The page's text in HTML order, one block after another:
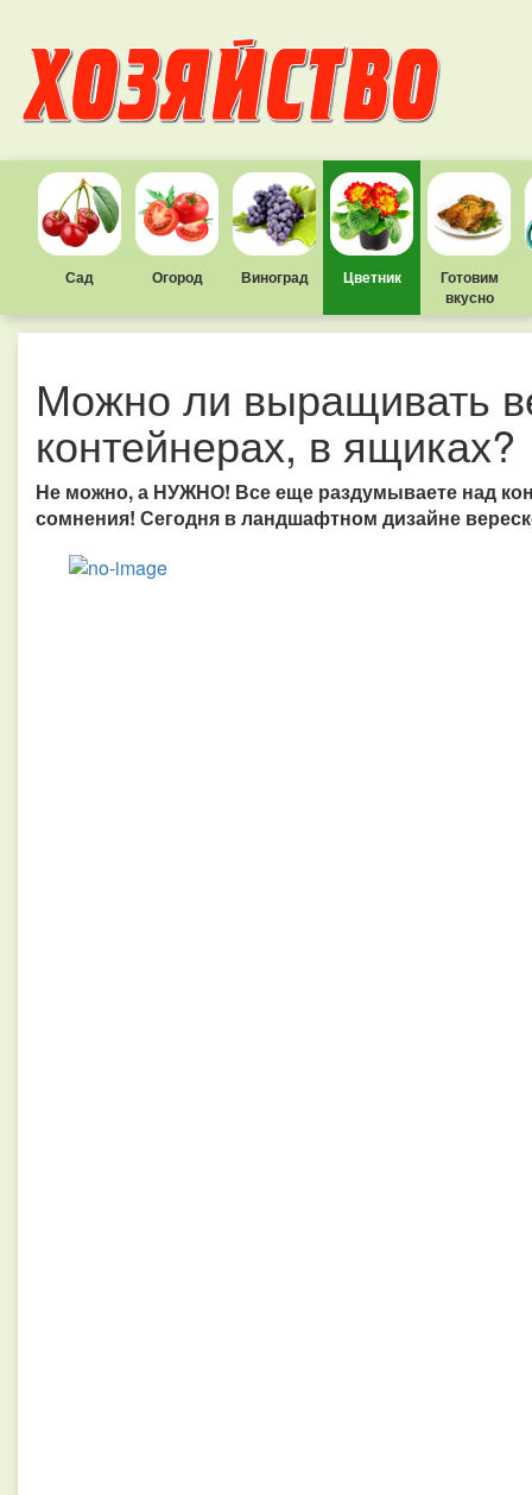
Сад Огород Виноград Цветник
Готовим
вкусно
Можно ли выращивать
контейнерах, в ящиках?
Не можно, а НУЖНО! Все еще раздумываете над
сомнения! Сегодня в ландшафтном дизайне